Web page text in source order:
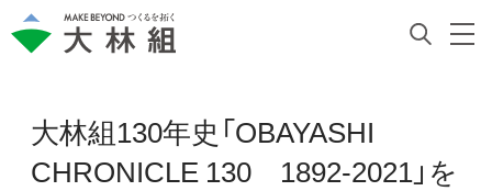
大林組130年史「OBAYASHI
CHRONICLE 130 1892-2021」を